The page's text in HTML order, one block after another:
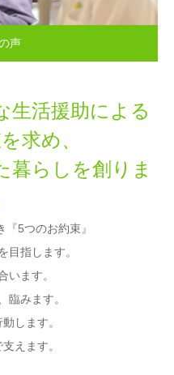
声
生活援助による
求め、
暮らしを創りま
5つのお約束』
目指します。
います。
臨みます。
します。
えます。